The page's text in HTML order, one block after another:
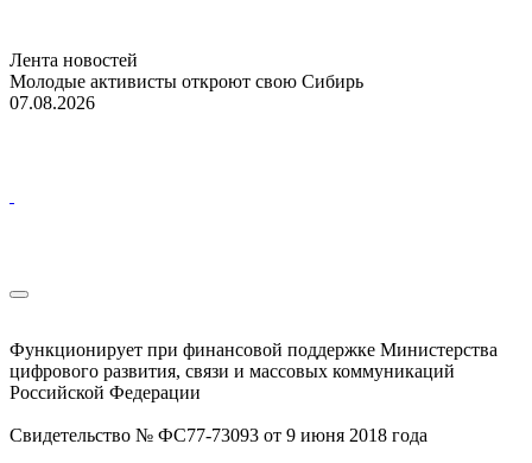
Лента новостей
Молодые активисты откроют свою Сибирь
07.08.2026
Функционирует при финансовой поддержке Министерства
цифрового развития, связи и массовых коммуникаций
Российской Федерации
Свидетельство № ФС77-73093 от 9 июня 2018 года